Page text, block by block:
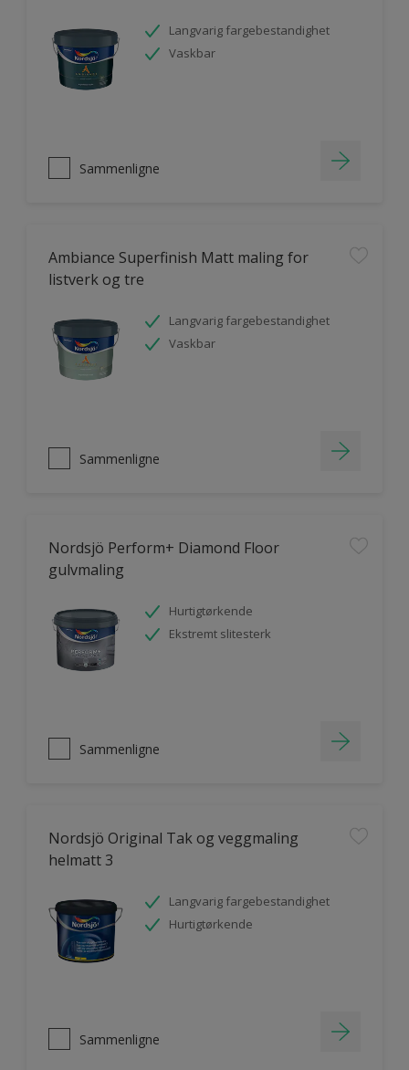
Langvarig fargebestandighet
Vaskbar
Sammenligne
Ambiance Superfinish Matt maling for
listverk og tre
Langvarig fargebestandighet
Vaskbar
Sammenligne
Nordsjö Perform+ Diamond Floor
gulvmaling
Hurtigtørkende
Ekstremt slitesterk
Sammenligne
Nordsjö Original Tak og veggmaling
helmatt 3
Langvarig fargebestandighet
Hurtigtørkende
Sammenligne